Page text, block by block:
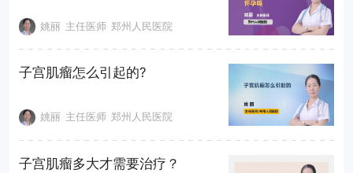
姚丽 主任医师 郑州人民医院
子宫肌瘤怎么引起的?
姚丽 主任医师 郑州人民医院
子宫肌瘤多大才需要治疗？